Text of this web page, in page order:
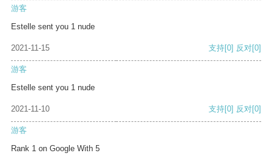
游客
Estelle sent you 1 nude
2021-11-15 支持[0] 反对[0]
游客
Estelle sent you 1 nude
2021-11-10 支持[0] 反对[0]
游客
Rank 1 on Google With 5